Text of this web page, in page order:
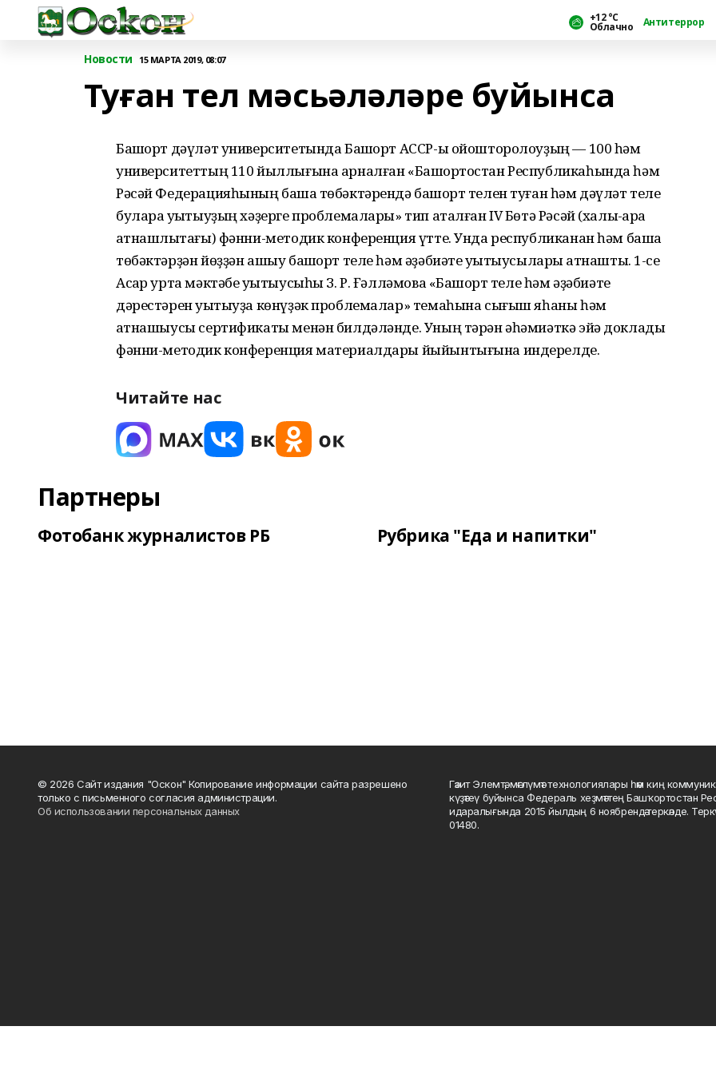
+12 °С
Облачно Антитеррор
Новости 15 МАРТА 2019, 08:07
Туған тел мәсьәләләре буйынса
Башҡорт дәүләт университетында Башҡорт АССР-ы ойошторолоуҙың — 100 һәм
университеттың 110 йыллығына арналған «Башҡортостан Республикаһында һәм
Рәсәй Федерацияһының башҡа төбәктәрендә башҡорт телен туған һәм дәүләт теле
булараҡ уҡытыуҙың хәҙерге проблемалары» тип аталған IV Бөтә Рәсәй (халыҡ-ара
ҡатнашлыҡтағы) фәнни-методик конференция үтте. Унда республиканан һәм башҡа
төбәктәрҙән йөҙҙән ашыу башҡорт теле һәм әҙәбиәте уҡытыусылары ҡатнашты. 1-се
Асҡар урта мәктәбе уҡытыусыһы З. Р. Ғәлләмова «Башҡорт теле һәм әҙәбиәте
дәрестәрен уҡытыуҙа көнүҙәк проблемалар» темаһына сығыш яһаны һәм
ҡатнашыусы сертификаты менән билдәләнде. Уның тәрән әһәмиәткә эйә доклады
фәнни-методик конференция материалдары йыйынтығына индерелде.
Читайте нас
Партнеры
Фотобанк журналистов РБ Рубрика "Еда и напитки"
© 2026 Сайт издания "Оскон" Копирование информации сайта разрешено
только с письменного согласия администрации.
Об использовании персональных данных
Гәзит Элемтә, мәғлүмәт технологиялары һәм киң
күҙәтеү буйынса Федераль хеҙмәттең Башҡортостан
идаралығында 2015 йылдың 6 ноябрендә теркәлде.
01480.